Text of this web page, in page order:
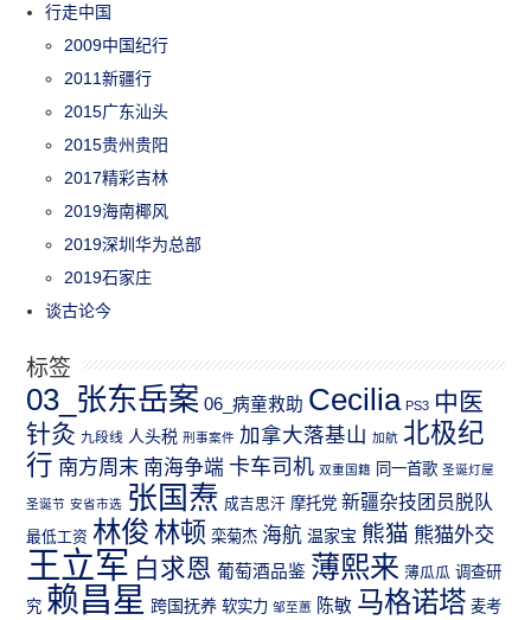
行走中国
2009中国纪行
2011新疆行
2015广东汕头
2015贵州贵阳
2017精彩吉林
2019海南椰风
2019深圳华为总部
2019石家庄
谈古论今
标签
03_张东岳案 06_病童救助 Cecilia PS3 中医
针灸 九段线 人头税 刑事案件 加拿大落基山 加航 北极纪
行 南方周末 南海争端 卡车司机 双重国籍 同一首歌 圣诞灯屋
圣诞节 安省市选 张国焘 成吉思汗 摩托党 新疆杂技团员脱队
最低工资 林俊 林顿 栾菊杰 海航 温家宝 熊猫 熊猫外交
王立军 白求恩 葡萄酒品鉴 薄熙来 薄瓜瓜 调查研
究 赖昌星 跨国抚养 软实力 邹至蕙 陈敏 马格诺塔 麦考